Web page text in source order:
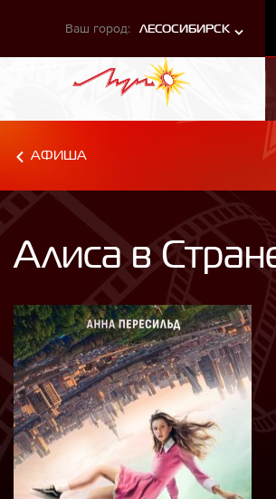
Ваш город: ЛЕСОСИБИРСК
АФИША
Алиса в